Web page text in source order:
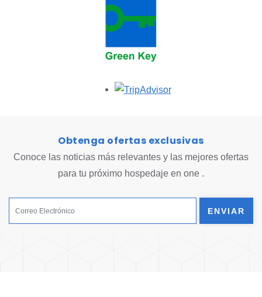
Opens in a new tab.
Obtenga ofertas exclusivas
Conoce las noticias más relevantes y las mejores ofertas
para tu próximo hospedaje en one .
ENVIAR